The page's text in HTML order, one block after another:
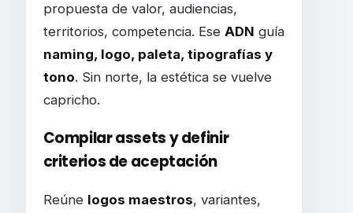
propuesta de valor, audiencias,
territorios, competencia. Ese ADN guía
naming, logo, paleta, tipografías y
tono. Sin norte, la estética se vuelve
capricho.
Compilar assets y definir
criterios de aceptación
Reúne logos maestros, variantes,